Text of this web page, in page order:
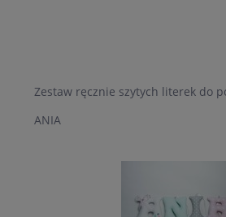
Zestaw ręcznie szytych literek do
ANIA